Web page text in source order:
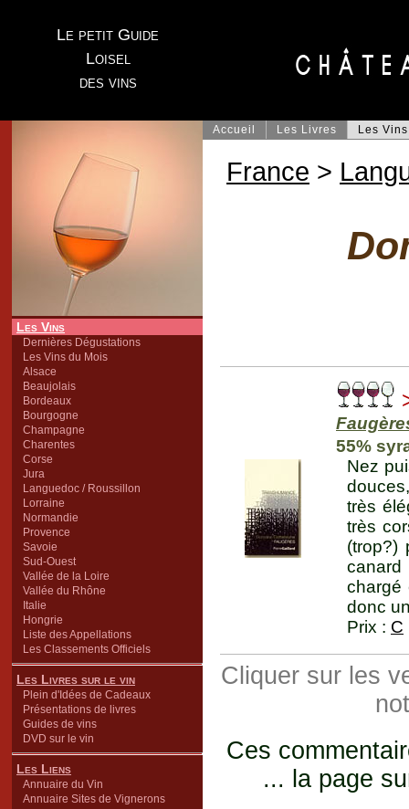
Le petit Guide
Loisel
des vins
Les Vins
Dernières Dégustations
Les Vins du Mois
Alsace
Beaujolais
Bordeaux
Bourgogne
Champagne
Charentes
Corse
Jura
Languedoc / Roussillon
Lorraine
Normandie
Provence
Savoie
Sud-Ouest
Vallée de la Loire
Vallée du Rhône
Italie
Hongrie
Liste des Appellations
Les Classements Officiels
Les Livres sur le vin
Plein d'Idées de Cadeaux
Présentations de livres
Guides de vins
DVD sur le vin
Les Liens
Annuaire du Vin
Annuaire Sites de Vignerons
Accueil Les Livres Les Vins
France >
55%
Nez
très
très
(trop?)
chargé
donc
Prix : C
Cliquer sur les
Ces
... la page